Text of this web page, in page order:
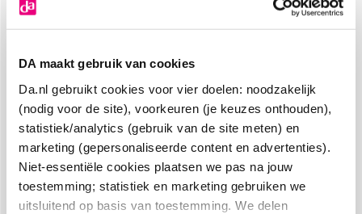
DA maakt gebruik van cookies
Da.nl gebruikt cookies voor vier doelen: noodzakelijk
(nodig voor de site), voorkeuren (je keuzes onthouden),
statistiek/analytics (gebruik van de site meten) en
marketing (gepersonaliseerde content en advertenties).
Niet-essentiële cookies plaatsen we pas na jouw
toestemming; statistiek en marketing gebruiken we
uitsluitend op basis van toestemming. We delen
8.6 uit4.106 reviews
Over DA
Klantenservice
Assortiment